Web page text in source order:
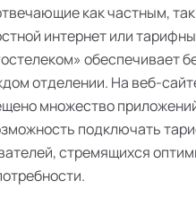
как частным,
интернет или
обеспечивает
отделении. На веб-
множество
подключать
стремящихся